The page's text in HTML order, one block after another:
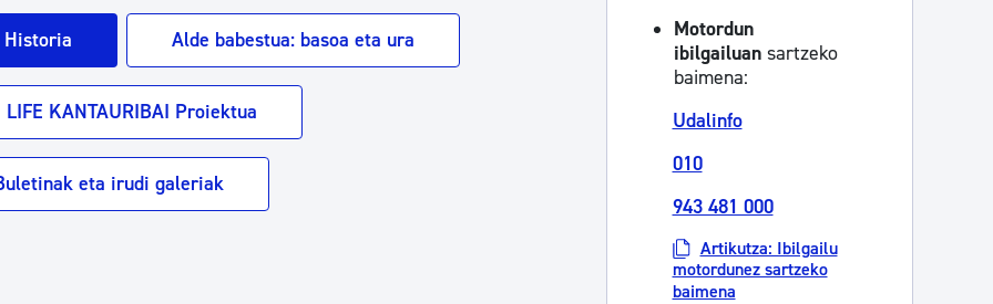
Kultura
Historia Alde babestua: basoa eta ura
LIFE KANTAURIBAI Proiektua
eta irudi galeriak
Motordun
ibilgailuansartzeko
baimena:
Udalinfo
010
943 481 000
Artikutza: Ibilgailu
motordunez sartzeko
baimena